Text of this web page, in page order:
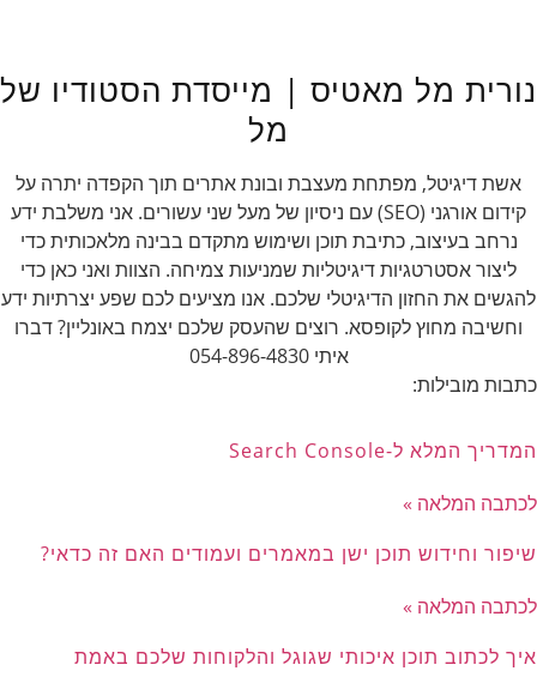
נורית מל מאטיס | מייסדת הסטודיו של
מל
אשת דיגיטל, מפתחת מעצבת ובונת אתרים תוך הקפדה יתרה על
קידום אורגני (SEO) עם ניסיון של מעל שני עשורים. אני משלבת ידע
נרחב בעיצוב, כתיבת תוכן ושימוש מתקדם בבינה מלאכותית כדי
ליצור אסטרטגיות דיגיטליות שמניעות צמיחה. הצוות ואני כאן כדי
להגשים את החזון הדיגיטלי שלכם. אנו מציעים לכם שפע יצרתיות ידע
וחשיבה מחוץ לקופסא. רוצים שהעסק שלכם יצמח באונליין? דברו
איתי 054-896-4830
כתבות מובילות:
המדריך המלא ל-Search Console
לכתבה המלאה »
שיפור וחידוש תוכן ישן במאמרים ועמודים האם זה כדאי?
לכתבה המלאה »
איך לכתוב תוכן איכותי שגוגל והלקוחות שלכם באמת